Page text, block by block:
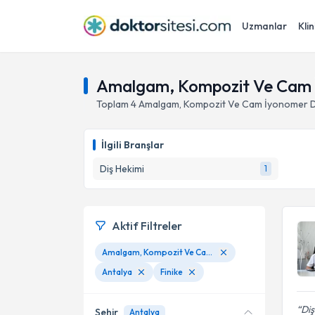
Uzmanlar
Amalgam, Kompozit Ve
Toplam 4Amalgam, Kompozit Ve Cam İyonomer
İlgili Branşlar
Diş Hekimi
1
Aktif Filtreler
Amalgam, Kompozit Ve Cam İyonomer Dolgular (Ön Ve Arka Diş)
Antalya
Finike
Şehir Antalya